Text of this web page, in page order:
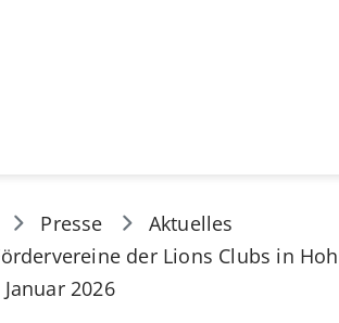
Presse
Aktuelles
der Lions Clubs in
2026